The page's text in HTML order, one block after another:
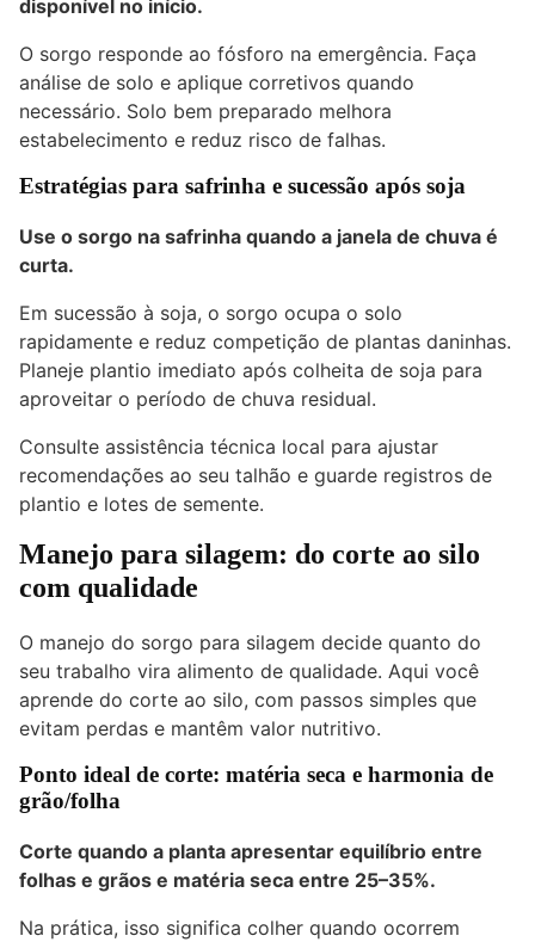
disponível no início.
O sorgo responde ao fósforo na emergência. Faça
análise de solo e aplique corretivos quando
necessário. Solo bem preparado melhora
estabelecimento e reduz risco de falhas.
Estratégias para safrinha e sucessão após soja
Use o sorgo na safrinha quando a janela de chuva é
curta.
Em sucessão à soja, o sorgo ocupa o solo
rapidamente e reduz competição de plantas daninhas.
Planeje plantio imediato após colheita de soja para
aproveitar o período de chuva residual.
Consulte assistência técnica local para ajustar
recomendações ao seu talhão e guarde registros de
plantio e lotes de semente.
Manejo para silagem: do corte ao silo
com qualidade
O manejo do sorgo para silagem decide quanto do
seu trabalho vira alimento de qualidade. Aqui você
aprende do corte ao silo, com passos simples que
evitam perdas e mantêm valor nutritivo.
Ponto ideal de corte: matéria seca e harmonia de
grão/folha
Corte quando a planta apresentar equilíbrio entre
folhas e grãos e matéria seca entre 25–35%.
Na prática, isso significa colher quando ocorrem